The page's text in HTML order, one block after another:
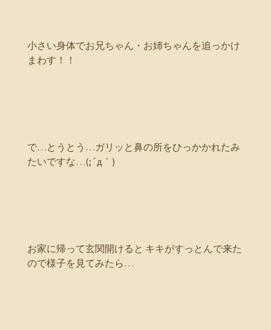
小さい身体でお兄ちゃん・お姉ちゃんを追っかけ
まわす！！
で…とうとう…ガリッと鼻の所をひっかかれたみ
たいですな…(;´д｀)
お家に帰って玄関開けると キキがすっとんで来た
ので様子を見てみたら…